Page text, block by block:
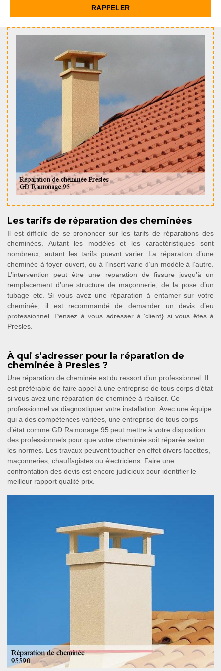
Les tarifs de réparation des cheminées
Il est difficile de se prononcer sur les tarifs de réparations des
cheminées. Autant les modèles et les caractéristiques sont
nombreux, autant les tarifs puevnt varier. La réparation d’une
cheminée à foyer ouvert, ou à l’insert varie d’un modèle à l’autre.
L’intervention peut être une réparation de fissure jusqu’à un
remplacement d’une structure de maçonnerie, de la pose d’un
tubage etc. Si vous avez une réparation à entamer sur votre
cheminée, il est recommandé de demander un devis d’eu
professionnel. Pensez à vous adresser à ‘client} si vous êtes à
Presles.
À qui s’adresser pour la réparation de
cheminée à Presles ?
Une réparation de cheminée est du ressort d’un professionnel. Il
est préférable de faire appel à une entreprise de tous corps d’état
si vous avez une réparation de cheminée à réaliser. Ce
professionnel va diagnostiquer votre installation. Avec une équipe
qui a des compétences variées, une entreprise de tous corps
d’état comme GD Ramonage 95 peut mettre à votre disposition
des professionnels pour que votre cheminée soit réparée selon
les normes. Les travaux peuvent toucher en effet divers facettes,
maçonneries, chauffagistes ou électriciens. Faire une
confrontation des devis est encore judicieux pour identifier le
meilleur rapport qualité prix.